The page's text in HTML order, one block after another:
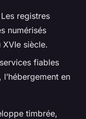
registres
numérisés
XVIe siècle.
fiables
en
timbrée,